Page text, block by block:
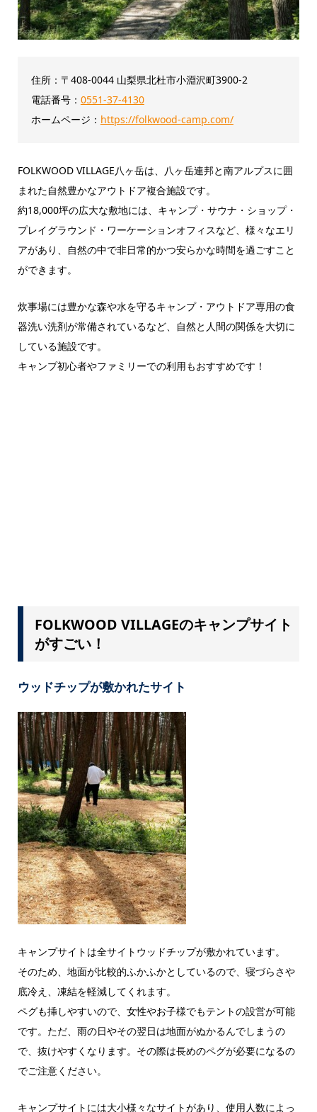
住所：〒408-0044 山梨県北杜市小淵沢町3900-2
電話番号： 0551-37-4130
ホームページ： https://folkwood-camp.com/
FOLKWOOD VILLAGE八ヶ岳は、八ヶ岳連邦と南アルプスに囲
まれた自然豊かなアウトドア複合施設です。
約18,000坪の広大な敷地には、キャンプ・サウナ・ショップ・
プレイグラウンド・ワーケーションオフィスなど、様々なエリ
アがあり、自然の中で非日常的かつ安らかな時間を過ごすこと
ができます。
炊事場には豊かな森や水を守るキャンプ・アウトドア専用の食
器洗い洗剤が常備されているなど、自然と人間の関係を大切に
している施設です。
キャンプ初心者やファミリーでの利用もおすすめです！
FOLKWOOD VILLAGEのキャンプサイト
がすごい！
ウッドチップが敷かれたサイト
キャンプサイトは全サイトウッドチップが敷かれています。
そのため、地面が比較的ふかふかとしているので、寝づらさや
底冷え、凍結を軽減してくれます。
ペグも挿しやすいので、女性やお子様でもテントの設営が可能
です。ただ、雨の日やその翌日は地面がぬかるんでしまうの
で、抜けやすくなります。その際は長めのペグが必要になるの
でご注意ください。
キャンプサイトには大小様々なサイトがあり、使用人数によっ